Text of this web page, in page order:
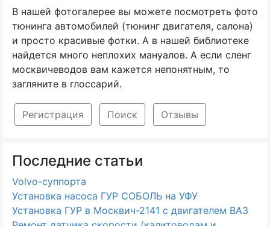
В нашей фотогалерее вы можете посмотреть фото
тюнинга автомобилей (тюнинг двигателя, салона)
и просто красивые фотки. А в нашей библиотеке
найдется много неплохих мануалов. А если сленг
москвичеводов вам кажется непонятным, то
загляните в глоссарий.
Регистрация Поиск Отзывы
Последние статьи
Volvo-суппорта
Установка насоса ГУР СОБОЛЬ на УФУ
Установка ГУР в Москвич-2141 с двигателем ВАЗ